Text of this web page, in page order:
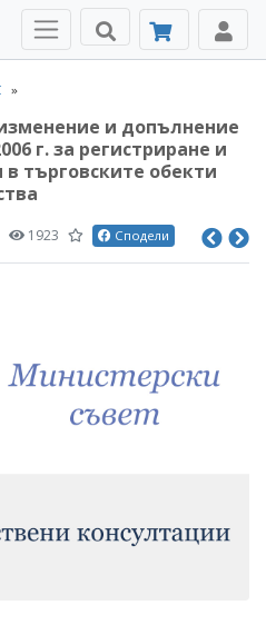
и допълнение
г. за регистриране и
търговските обекти
1923 Сподели